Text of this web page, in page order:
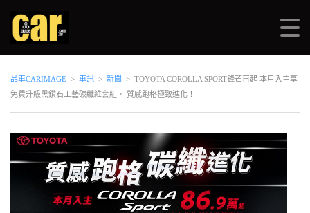
品車CARIMAGE > 車訊 > 新聞 > TOYOTA COROLLA SPORT鋒芒再起 本月入主享
免費升級黑鑽石工藝碳纖維套組， 質感跑格極致進化！